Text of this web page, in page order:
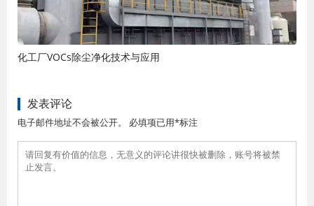
化工厂VOCs除尘净化技术与应用
发表评论
电子邮件地址不会被公开。 必填项已用*标注